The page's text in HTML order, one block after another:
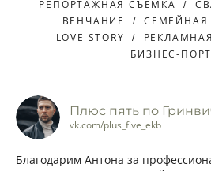
РЕПОРТАЖНАЯ СЪЁМКА
ВЕНЧАНИЕ
СЕМЕЙНАЯ
LOVE STORY
БИЗНЕС-
Плюс пять по
vk.com/plus_five_ekb
Благодарим Антона за